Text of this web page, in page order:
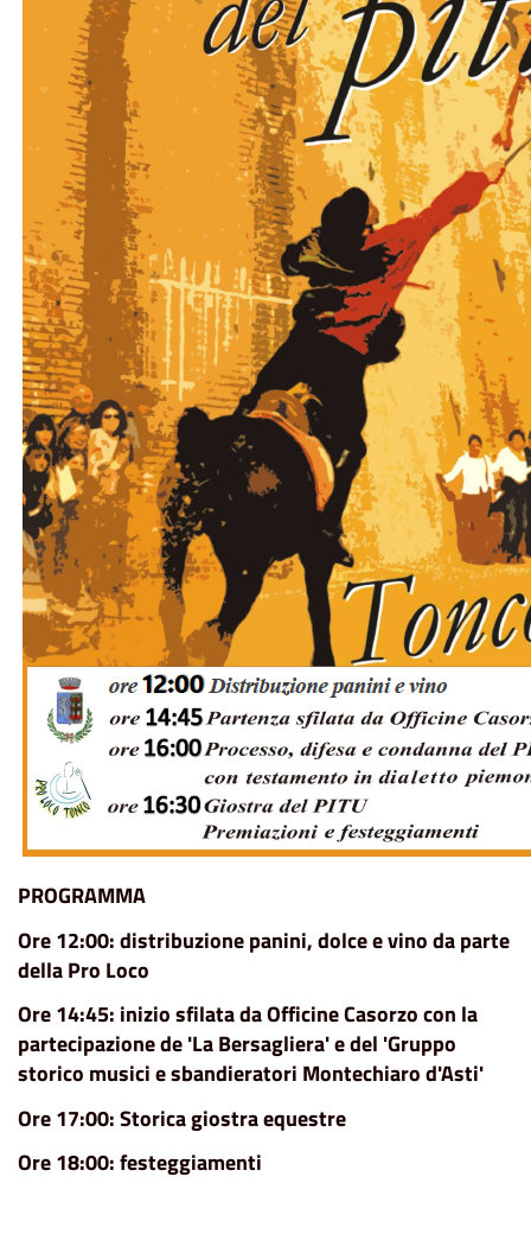
PROGRAMMA
Ore 12:00: distribuzione panini, dolce e vino da parte
della Pro Loco
Ore 14:45: inizio sfilata da Officine Casorzo con la
partecipazione de 'La Bersagliera' e del 'Gruppo
storico musici e sbandieratori Montechiaro d'Asti'
Ore 17:00: Storica giostra equestre
Ore 18:00: festeggiamenti